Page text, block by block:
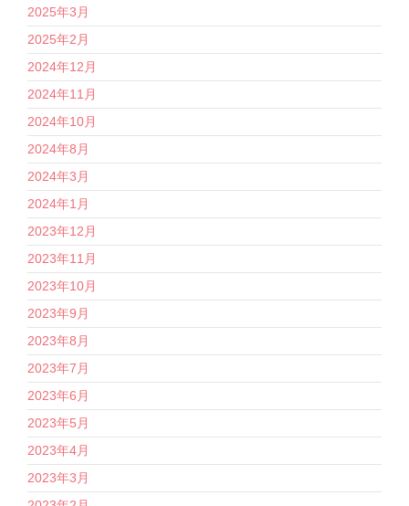
2025年3月
2025年2月
2024年12月
2024年11月
2024年10月
2024年8月
2024年3月
2024年1月
2023年12月
2023年11月
2023年10月
2023年9月
2023年8月
2023年7月
2023年6月
2023年5月
2023年4月
2023年3月